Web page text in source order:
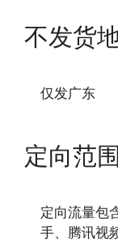
不发货
仅发广东
定向范围
定向流量包
手、腾讯视